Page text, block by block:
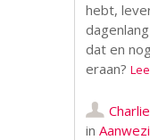
hebt,
dat en
eraan?
in